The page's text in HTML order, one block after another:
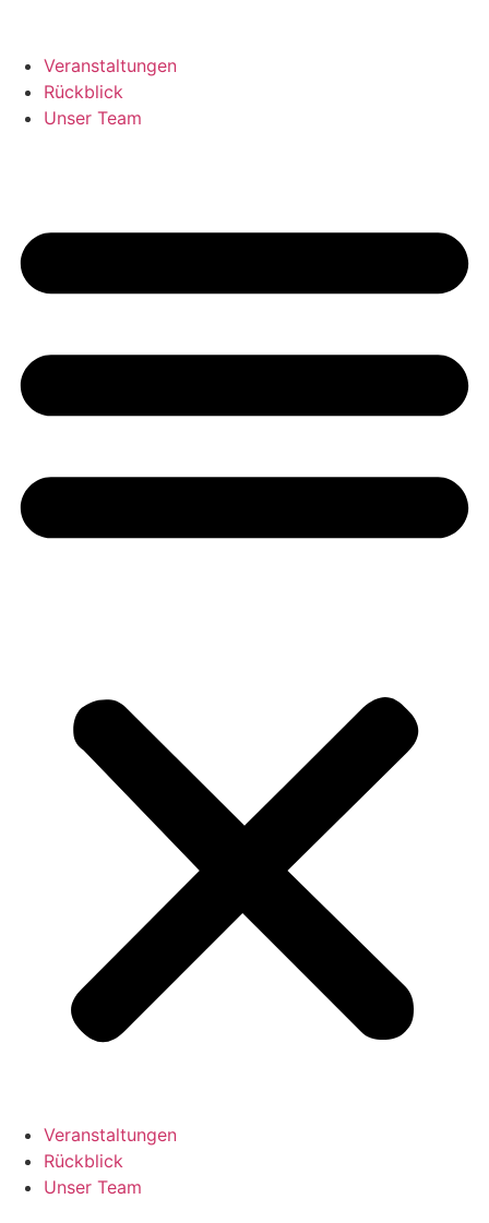
Veranstaltungen
Rückblick
Unser Team
Veranstaltungen
Rückblick
Unser Team